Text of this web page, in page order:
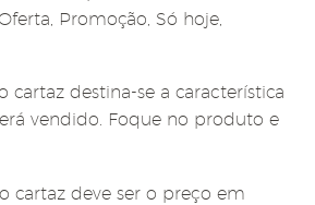
Promoção, Só hoje,
cartaz destina-se a característica
vendido. Foque no produto e
cartaz deve ser o preço em